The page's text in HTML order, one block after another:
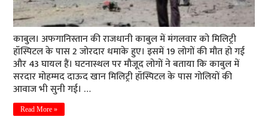
काबुल। अफगानिस्तान की राजधानी काबुल में मंगलवार को मिलिट्री
हॉस्पिटल के पास 2 जोरदार धमाके हुए। इसमें 19 लोगों की मौत हो गई
और 43 घायल हैं। घटनास्थल पर मौजूद लोगों ने बताया कि काबुल में
सरदार मोहम्मद दाऊद खान मिलिट्री हॉस्पिटल के पास गोलियों की
आवाज भी सुनी गई। …
Read More »